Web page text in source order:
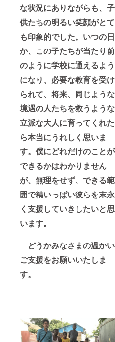
な状況にありながらも、子
供たちの明るい笑顔がとて
も印象的でした。いつの日
か、この子たちが当たり前
のように学校に通えるよう
になり、必要な教育を受け
られて、将来、同じような
境遇の人たちを救うような
立派な大人に育ってくれた
ら本当にうれしく思いま
す。僕にどれだけのことが
できるかはわかりません
が、無理をせず、できる範
囲で精いっぱい彼らを末永
く支援していきしたいと思
います。
どうかみなさまの温かい
ご支援をお願いいたしま
す。